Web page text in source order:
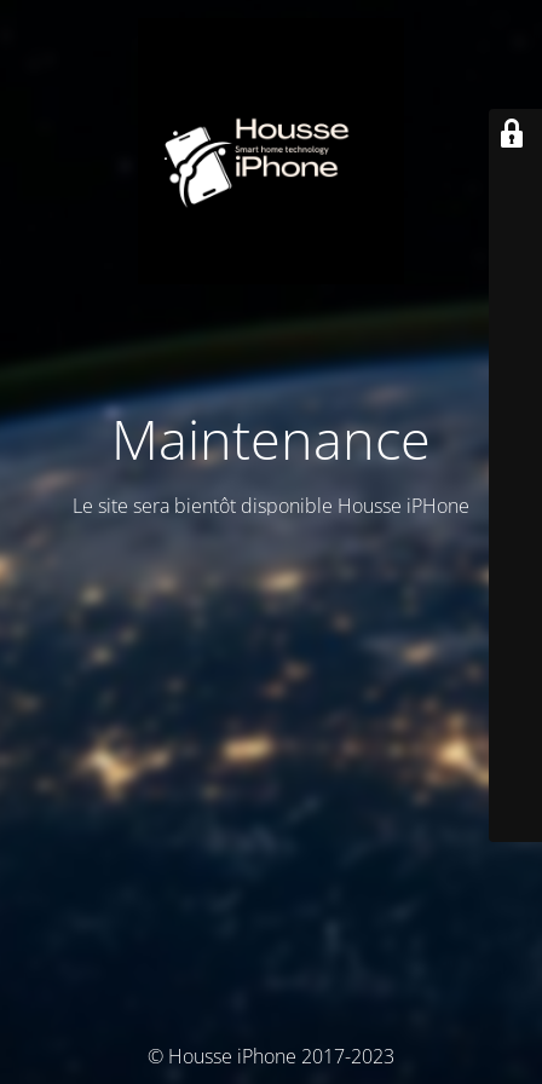
Maintenance
Le site sera bientôt disponible Housse iPHone
© Housse iPhone 2017-2023